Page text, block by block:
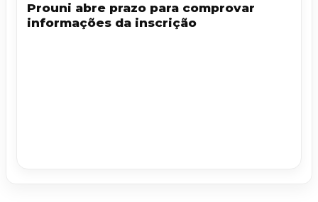
Prouni abre prazo para comprovar
informações da inscrição